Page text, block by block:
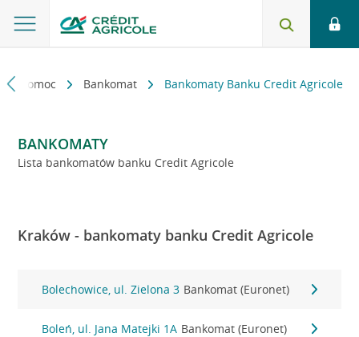
i pomoc Bankomat Bankomaty Banku Credit Agricole
BANKOMATY
Lista bankomatów banku Credit Agricole
Kraków - bankomaty banku Credit Agricole
Bolechowice, ul. Zielona 3 Bankomat (Euronet)
Boleń, ul. Jana Matejki 1A Bankomat (Euronet)